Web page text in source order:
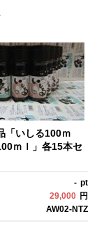
「いしる100ｍ
ｍｌ」各15本セ
- pt
29,000 円
AW02-NTZ